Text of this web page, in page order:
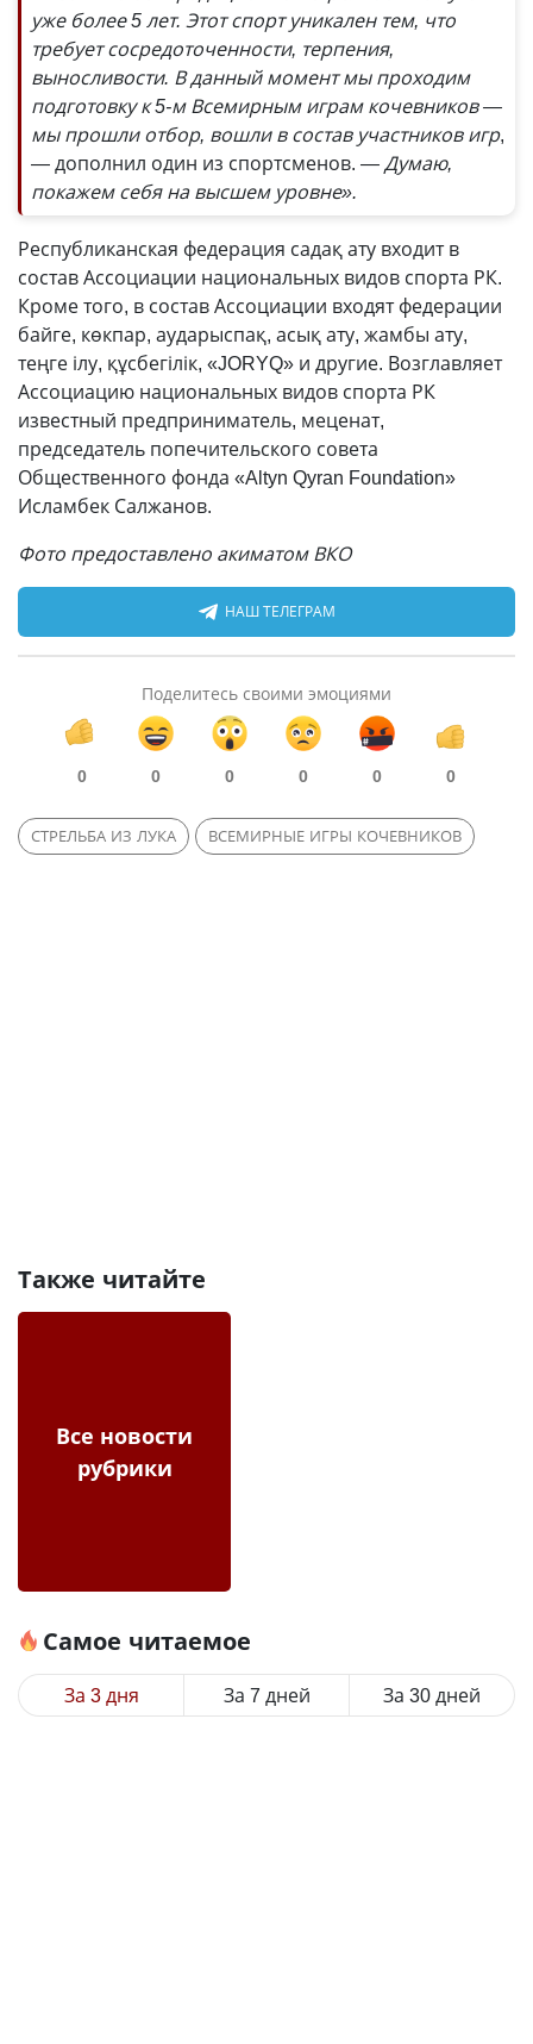
уже более 5 лет. Этот спорт уникален тем, что
требует сосредоточенности, терпения,
выносливости. В данный момент мы проходим
подготовку к 5-м Всемирным играм кочевников —
мы прошли отбор, вошли в состав участников игр,
— дополнил один из спортсменов. — Думаю,
покажем себя на высшем уровне».
Республиканская федерация садақ ату входит в
состав Ассоциации национальных видов спорта РК.
Кроме того, в состав Ассоциации входят федерации
байге, көкпар, аударыспақ, асық ату, жамбы ату,
теңге ілу, құсбегілік, «JORYQ» и другие. Возглавляет
Ассоциацию национальных видов спорта РК
известный предприниматель, меценат,
председатель попечительского совета
Общественного фонда «Altyn Qyran Foundation»
Исламбек Салжанов.
Фото предоставлено акиматом ВКО
НАШ ТЕЛЕГРАМ
Поделитесь своими эмоциями
0 0 0 0 0 0
СТРЕЛЬБА ИЗ ЛУКА ВСЕМИРНЫЕ ИГРЫ КОЧЕВНИКОВ
Также читайте
Все новости
рубрики
Самое читаемое
За 3 дня За 7 дней За 30 дней